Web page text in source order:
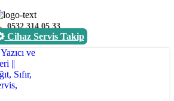
0532 314 05 33
Cihaz Servis Takip